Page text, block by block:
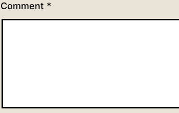
Comment *